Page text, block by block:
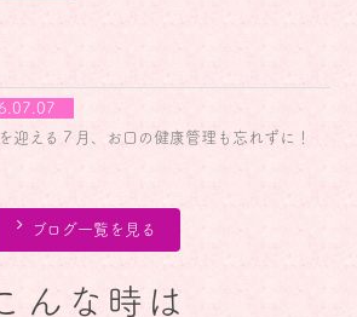
は、スタッフがプライベートも大切にしなが
す。
採用ページをご覧ください。
中の休診のお知らせ】
日(水) 休診
迎える７月、お口の健康管理も忘れずに！
ブログ一覧を見る
んな時は